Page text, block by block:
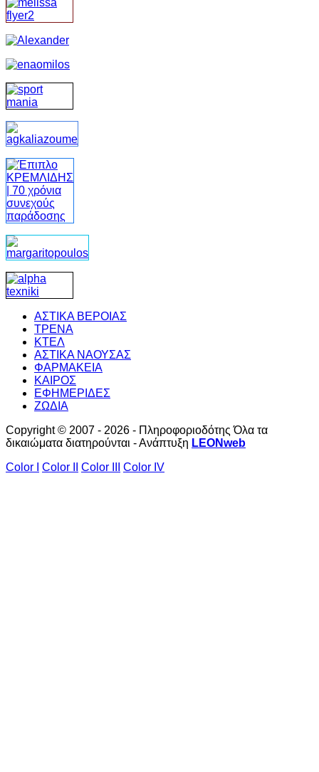
ΑΣΤΙΚΑ ΒΕΡΟΙΑΣ
ΤΡΕΝΑ
ΚΤΕΛ
ΑΣΤΙΚΑ ΝΑΟΥΣΑΣ
ΦΑΡΜΑΚΕΙΑ
ΚΑΙΡΟΣ
ΕΦΗΜΕΡΙΔΕΣ
ΖΩΔΙΑ
Copyright © 2007 - 2026 - Πληροφοριοδότης Όλα τα
δικαιώματα διατηρούνται - Ανάπτυξη LEONweb
Color I
Color II Color III Color IV